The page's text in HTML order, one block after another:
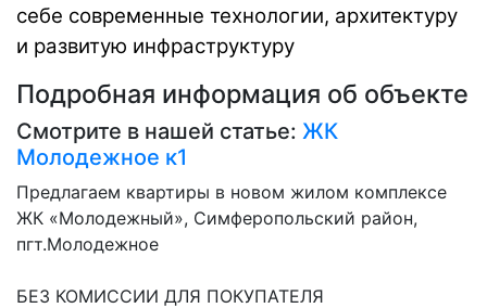
себе современные технологии, архитектуру
и развитую инфраструктуру
Подробная информация об объекте
Смотрите в нашей статье: ЖК
Молодежное к1
Предлагаем квартиры в новом жилом комплексе
ЖК «Молодежный», Симферопольский район,
пгт.Молодежное
БЕЗ КОМИССИИ ДЛЯ ПОКУПАТЕЛЯ